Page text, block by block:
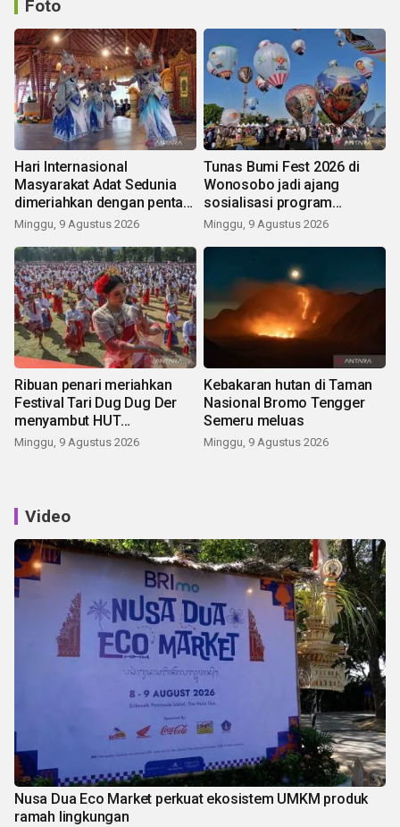
Foto
Hari Internasional
Masyarakat Adat Sedunia
dimeriahkan dengan pentas
seni budaya Bali
Minggu, 9 Agustus 2026
Tunas Bumi Fest 2026 di
Wonosobo jadi ajang
sosialisasi program
pemerintah lewat balon
Minggu, 9 Agustus 2026
Ribuan penari meriahkan
Festival Tari Dug Dug Der
menyambut HUT
Kemerdekaan
Minggu, 9 Agustus 2026
Kebakaran hutan di Taman
Nasional Bromo Tengger
Semeru meluas
Minggu, 9 Agustus 2026
Video
Nusa Dua Eco Market perkuat ekosistem UMKM produk
ramah lingkungan